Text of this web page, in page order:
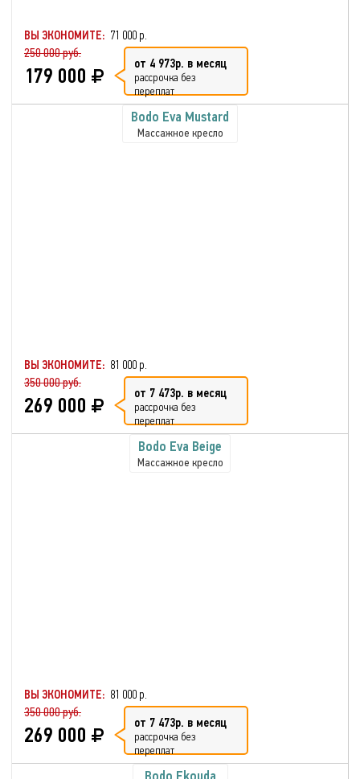
ВЫ ЭКОНОМИТЕ: 71 000 р.
250 000 руб.
179 000 от 4 973р. в месяц
рассрочка без
переплат
Bodo Eva Mustard
Массажное кресло
ВЫ ЭКОНОМИТЕ: 81 000 р.
350 000 руб.
269 000 от 7 473р. в месяц
рассрочка без
переплат
Bodo Eva Beige
Массажное кресло
ВЫ ЭКОНОМИТЕ: 81 000 р.
350 000 руб.
269 000 от 7 473р. в месяц
рассрочка без
переплат